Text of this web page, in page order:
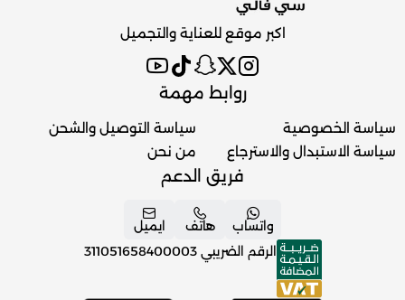
اكبر موقع للعناية والتجميل
روابط مهمة
سياسة الخصوصية
سياسة الاستبدال والاسترجاع
سياسة التوصيل والشحن
من نحن
فريق الدعم
واتساب هاتف
ايميل
الرقم الضريبي 311051658400003